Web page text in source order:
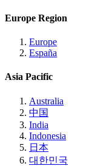
Europe Region
Europe
España
Asia Pacific
Australia
中国
India
Indonesia
日本
대한민국